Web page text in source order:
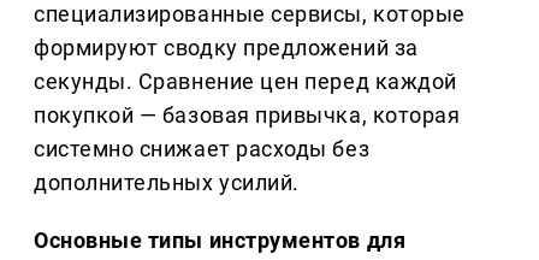
специализированные сервисы, которые
формируют сводку предложений за
секунды. Сравнение цен перед каждой
покупкой — базовая привычка, которая
системно снижает расходы без
дополнительных усилий.
Основные типы инструментов для